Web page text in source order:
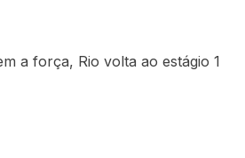
a força, Rio volta ao estágio 1